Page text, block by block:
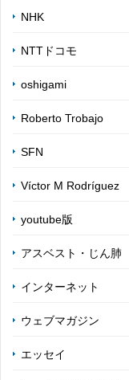
NHK
NTTドコモ
oshigami
Roberto Trobajo
SFN
Víctor M Rodríguez
youtube版
アスベスト・じん肺
インターネット
ウェブマガジン
エッセイ